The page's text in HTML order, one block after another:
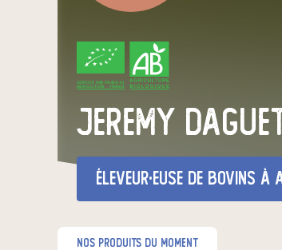
jeremy
CERTIFIÉ PAR FR-BIO-01
AGRICULTURE FRANCE
éleveur·euse de bovins à
nos produits du moment